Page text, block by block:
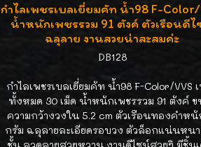
กำไลเพชรเบลเยี่ยมคัท น้ำ98 F-
น้ำหนักเพชรรวม 91 ตังค์ ตัวเรือนดี
ฉลุลาย งานสวยน่าสะสมค่ะ
DB128
กำไลเพชรเบลเยี่ยมคัท น้ำ98 F-Color/VVS
ทั้งหมด 30 เม็ด น้ำหนักเพชรรวม 91 ตังค์ ข
ความกว้างวงใน 5.2 cm ตัวเรือนทองคำหนั
กรัม ฉลุลายละเอียดรอบวง ตัวล็อกแน่นหน
ชั้น ลวดลายสวยหวาน งานดีไซน์สวยๆิ มีชิ้นเ